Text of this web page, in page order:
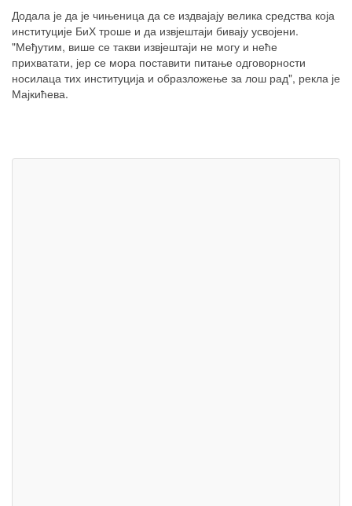
Додала је да је чињеница да се издвајају велика средства која
институције БиХ троше и да извјештаји бивају усвојени.
"Међутим, више се такви извјештаји не могу и неће
прихватати, јер се мора поставити питање одговорности
носилаца тих институција и образложење за лош рад", рекла је
Мајкићева.